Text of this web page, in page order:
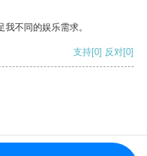
不同的娱乐需求。
支持[0] 反对[0]